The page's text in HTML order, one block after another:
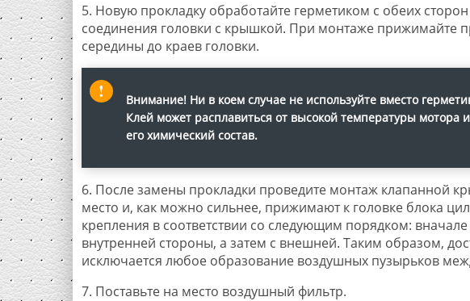
5. Новую прокладку обработайте герметиком с обеих
соединения головки с крышкой. При монтаже прижимайте
середины до краев головки.
Внимание! Ни в коем случае не используйте вместо
Клей может расплавиться от высокой температуры мотора
его химический состав.
6. После замены прокладки проведите монтаж клапанной
место и, как можно сильнее, прижимают к головке блока
крепления в соответствии со следующим порядком:
внутренней стороны, а затем с внешней. Таким образом,
исключается любое образование воздушных пузырьков
7. Поставьте на место воздушный фильтр.